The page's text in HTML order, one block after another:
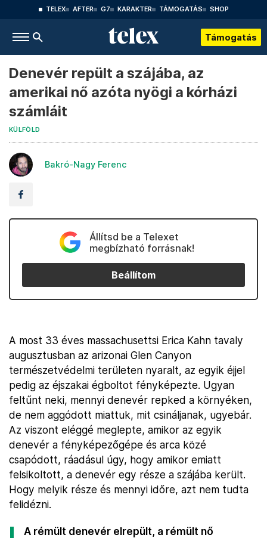
TELEX AFTER G7 KARAKTER TÁMOGATÁS SHOP
Támogatás
Denevér repült a szájába, az
amerikai nő azóta nyögi a kórházi
számláit
KÜLFÖLD
Bakró-Nagy Ferenc
Állítsd be a Telexet
megbízható forrásnak!
Beállítom
A most 33 éves massachusettsi Erica Kahn tavaly
augusztusban az arizonai Glen Canyon
természetvédelmi területen nyaralt, az egyik éjjel
pedig az éjszakai égboltot fényképezte. Ugyan
feltűnt neki, mennyi denevér repked a környéken,
de nem aggódott miattuk, mit csináljanak, ugyebár.
Az viszont eléggé meglepte, amikor az egyik
denevér a fényképezőgépe és arca közé
csapódott, ráadásul úgy, hogy amikor emiatt
felsikoltott, a denevér egy része a szájába került.
Hogy melyik része és mennyi időre, azt nem tudta
felidézni.
A rémült denevér elrepült, a rémült nő